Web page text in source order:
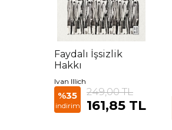
Faydalı İşsizlik
Hakkı
Ivan Illich
%35
indirim
249,00 TL
161,85 TL